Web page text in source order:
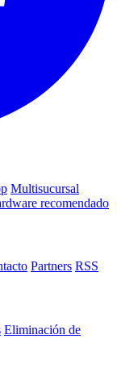
Multisucursal
recomendado
Partners RSS
Eliminación de